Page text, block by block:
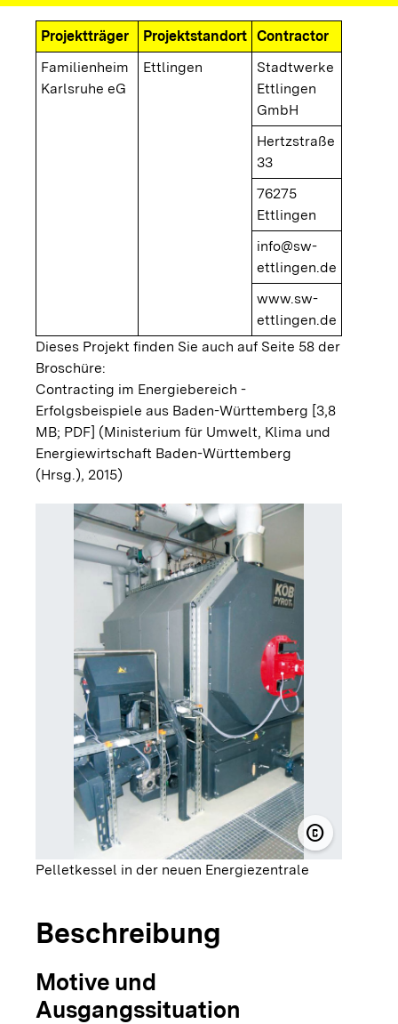
Projektträger Projektstandort Contractor
Familienheim
Karlsruhe eG
Ettlingen
Stadtwerke
Ettlingen
GmbH
Hertzstraße
33
76275
Ettlingen
info@sw-
ettlingen.de
www.sw-
ettlingen.de
Dieses Projekt finden Sie auch auf Seite 58 der
Broschüre:
Contracting im Energiebereich -
Erfolgsbeispiele aus Baden-Württemberg [3,8
MB; PDF] (Ministerium für Umwelt, Klima und
Energiewirtschaft Baden-Württemberg
(Hrsg.), 2015)
copyright
©
Pelletkessel in der neuen Energiezentrale
Beschreibung
Motive und
Ausgangssituation